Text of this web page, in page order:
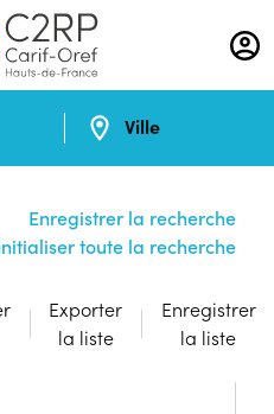
Aller
au
contenu
Ville
Enregistrer la recherche
toute la recherche
Exporter
la liste
Enregistrer
la liste